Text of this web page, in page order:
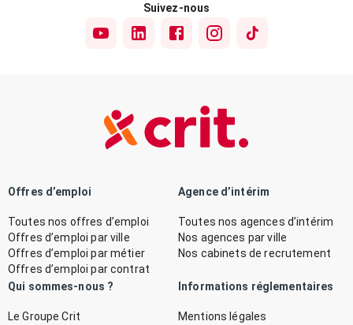
Suivez-nous
Offres d’emploi
Toutes nos offres d’emploi
Offres d’emploi par ville
Offres d’emploi par métier
Offres d’emploi par contrat
Agence d’intérim
Toutes nos agences d’intérim
Nos agences par ville
Nos cabinets de recrutement
Qui sommes-nous ?
Le Groupe Crit
Informations réglementaires
Mentions légales